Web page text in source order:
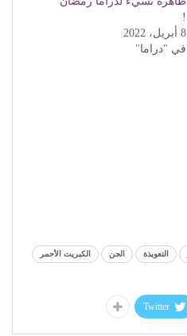
!
8 أبريل، 2022
في "دراما"
التعويذة الجن الكبريت الأحمر
Twitter